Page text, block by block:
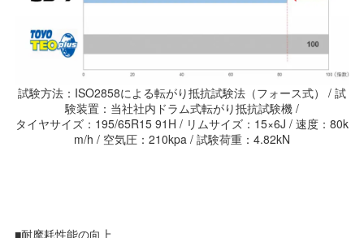
試験方法：ISO2858による転がり抵抗試験法（フォース式） / 試
験装置：当社社内ドラム式転がり抵抗試験機 /
タイヤサイズ：195/65R15 91H / リムサイズ：15×6J / 速度：80k
m/h / 空気圧：210kpa / 試験荷重：4.82kN
■耐摩耗性能の向上